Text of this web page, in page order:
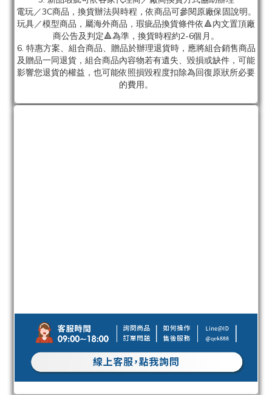
電玩／3C商品，換貨辦法與時程，依商品可參閱原廠保固說明。
玩具／模型商品，屬海外商品，瑕疵品換貨條件依🔺內文置頂廠
商公告及判定🔺為準，換貨時程約2-6個月。
6. 特惠方案、組合商品、贈品於辦理退貨時，應將組合銷售商品
及贈品一同退貨，組合商品內容物若有遺失、毀損或缺件，可能
影響您退貨的權益，也可能依照損毀程度扣除為回復原狀所必要
的費用。